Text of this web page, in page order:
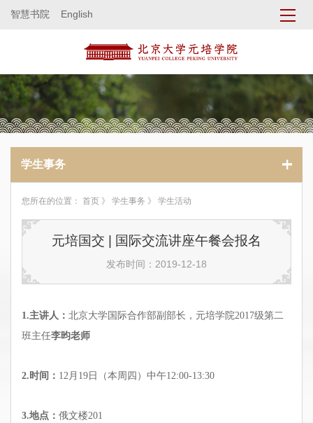
智慧书院 English
学生事务
您所在的位置： 首页 》 学生事务 》 学生活动
元培国交 | 国际交流讲座午餐会报名
发布时间：2019-12-18
1.主讲人： 北京大学国际合作部副部长，元培学院2017级第二
班主任李昀老师
2.时间： 12月19日（本周四）中午12:00-13:30
3.地点： 俄文楼201